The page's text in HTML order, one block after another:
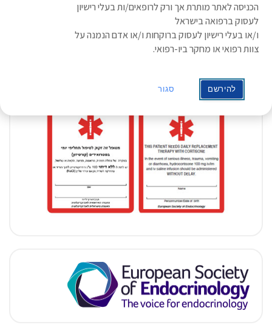
אופס, לא נמצאו תוצאות.
הכניסה לאתר מותרת אך ורק לרופאים/ות בעלי רישיון
לעסוק ברפואה בישראל
ו/או בעלי רישיון לעסוק ברוקחות ו/או אדם הנמנה על
צוות רפואי או מחקר ביו-רפואי.
להירשם סגור